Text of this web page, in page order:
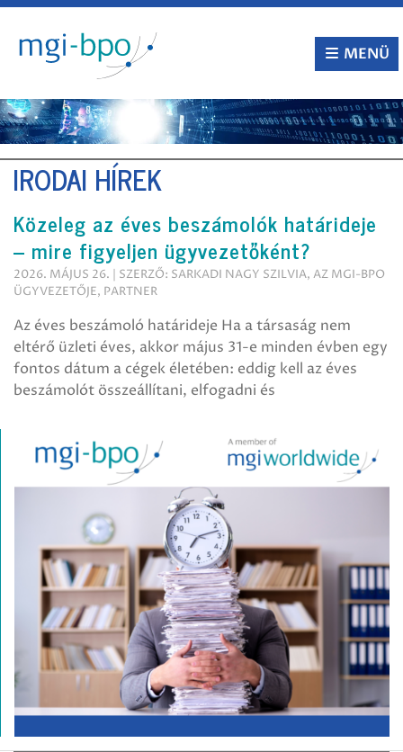
Tovább
tartalomra
MENÜ
IRODAI HÍREK
Közeleg az éves beszámolók határideje
– mire figyeljen ügyvezetőként?
2026. MÁJUS 26. | SZERZŐ: SARKADI NAGY SZILVIA, AZ MGI-BPO
ÜGYVEZETŐJE, PARTNER
Az éves beszámoló határideje Ha a társaság nem
eltérő üzleti éves, akkor május 31-e minden évben egy
fontos dátum a cégek életében: eddig kell az éves
beszámolót összeállítani, elfogadni és